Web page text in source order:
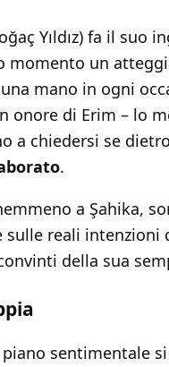
Yıldız) fa il suo
momento un
mano in ogni
onore di Erim – lo
a chiedersi se
.
a Şahika,
sulle reali intenzioni
della sua
sentimentale